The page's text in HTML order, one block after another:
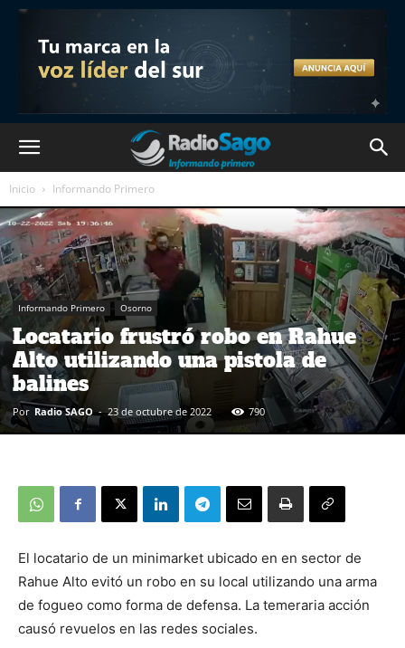
Inicio Informando Primero
Informando Primero Osorno
Locatario frustró robo en Rahue
Alto utilizando una pistola de
balines
Por Radio SAGO - 23 de octubre de 2022 790
El locatario de un minimarket ubicado en en sector de
Rahue Alto evitó un robo en su local utilizando una arma
de fogueo como forma de defensa. La temeraria acción
causó revuelos en las redes sociales.